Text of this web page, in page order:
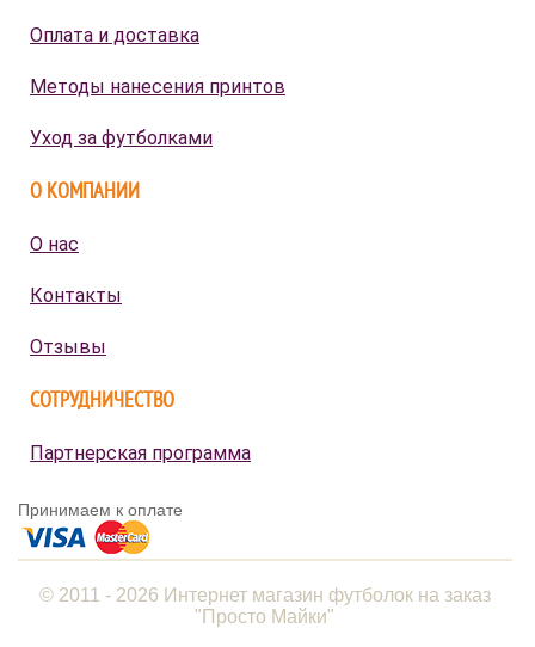
Оплата и доставка
Методы нанесения принтов
Уход за футболками
О КОМПАНИИ
О нас
Контакты
Отзывы
СОТРУДНИЧЕСТВО
Партнерская программа
Принимаем к оплате
© 2011 - 2026 Интернет магазин футболок на заказ
"Просто Майки"